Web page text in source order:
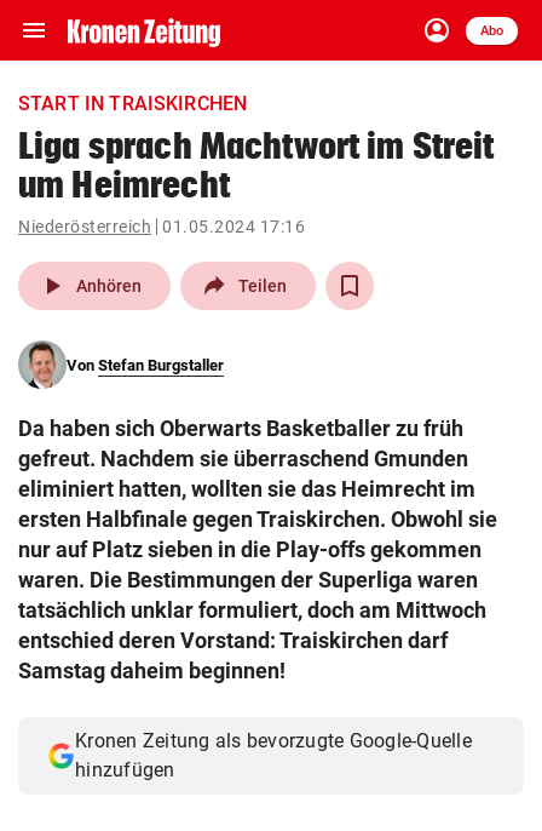
menu Navigation
ein-/ausklappen
account_circle
Anmelden
Abo
close Schließen
account_circle Anmelden
pin_drop
Wien arrow_right
search
eingeben
© Krone Multimedia GmbH & Co KG 2026
Muthgasse 2, 1190 Wien
START IN TRAISKIRCHEN
Liga sprach Machtwort im Streit
um Heimrecht
Niederösterreich 01.05.2024 17:16
play_arrow Anhören Teilen
Von Stefan Burgstaller
Da haben sich Oberwarts Basketballer zu früh
gefreut. Nachdem sie überraschend Gmunden
eliminiert hatten, wollten sie das Heimrecht im
ersten Halbfinale gegen Traiskirchen. Obwohl sie
nur auf Platz sieben in die Play-offs gekommen
waren. Die Bestimmungen der Superliga waren
tatsächlich unklar formuliert, doch am Mittwoch
entschied deren Vorstand: Traiskirchen darf
Samstag daheim beginnen!
Kronen Zeitung als bevorzugte Google-Quelle
hinzufügen